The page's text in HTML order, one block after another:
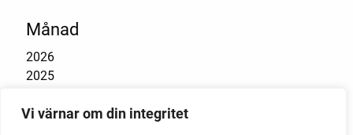
Vi värnar om din integritet
Månad
2026
2025
2023